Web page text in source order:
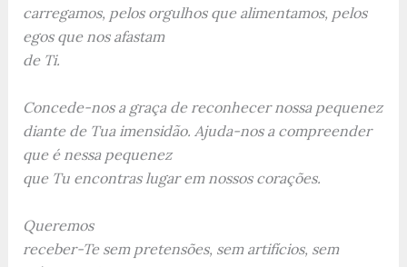
carregamos, pelos orgulhos que alimentamos, pelos
egos que nos afastam
de Ti.
Concede-nos a graça de reconhecer nossa pequenez
diante de Tua imensidão. Ajuda-nos a compreender
que é nessa pequenez
que Tu encontras lugar em nossos corações.
Queremos
receber-Te sem pretensões, sem artifícios, sem